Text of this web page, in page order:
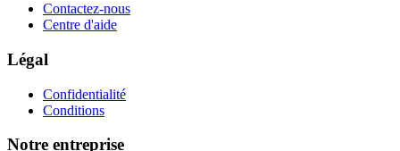
Contactez-nous
Centre d'aide
Légal
Confidentialité
Conditions
Notre entreprise